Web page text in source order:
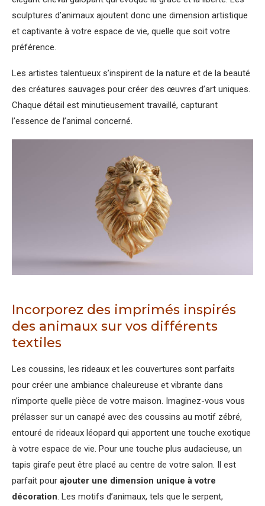
sculptures d’animaux ajoutent donc une dimension artistique
et captivante à votre espace de vie, quelle que soit votre
préférence.
Les artistes talentueux s’inspirent de la nature et de la beauté
des créatures sauvages pour créer des œuvres d’art uniques.
Chaque détail est minutieusement travaillé, capturant
l’essence de l’animal concerné.
Incorporez des imprimés inspirés
des animaux sur vos différents
textiles
Les coussins, les rideaux et les couvertures sont parfaits
pour créer une ambiance chaleureuse et vibrante dans
n’importe quelle pièce de votre maison. Imaginez-vous vous
prélasser sur un canapé avec des coussins au motif zébré,
entouré de rideaux léopard qui apportent une touche exotique
à votre espace de vie. Pour une touche plus audacieuse, un
tapis girafe peut être placé au centre de votre salon. Il est
parfait pour ajouter une dimension unique à votre
décoration. Les motifs d’animaux, tels que le serpent,